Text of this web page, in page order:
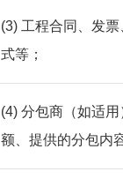
(3) 工程合同、发
式等；
(4) 分包商（如适
额、提供的分包内